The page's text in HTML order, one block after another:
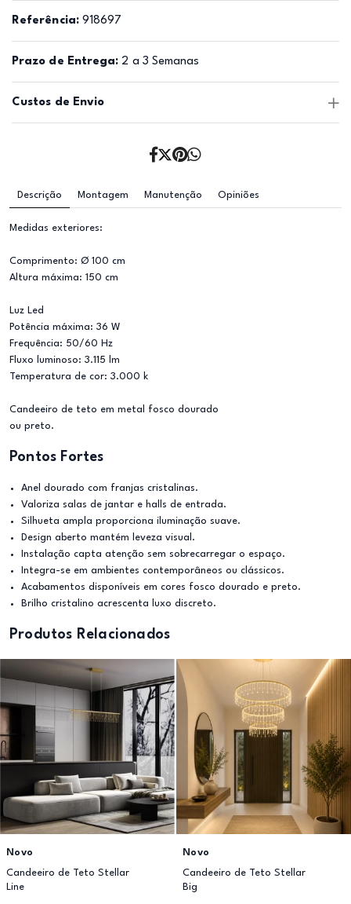
Referência: 918697
Prazo de Entrega: 2 a 3 Semanas
Custos de Envio
Descrição Montagem Manutenção Opiniões
Medidas exteriores:
Comprimento: Ø 100 cm
Altura máxima: 150 cm
Luz Led
Potência máxima: 36 W
Frequência: 50/60 Hz
Fluxo luminoso: 3.115 lm
Temperatura de cor: 3.000 k
Candeeiro de teto em metal fosco dourado
ou preto.
Pontos Fortes
Anel dourado com franjas cristalinas.
Valoriza salas de jantar e halls de entrada.
Silhueta ampla proporciona iluminação suave.
Design aberto mantém leveza visual.
Instalação capta atenção sem sobrecarregar o espaço.
Integra-se em ambientes contemporâneos ou clássicos.
Acabamentos disponíveis em cores fosco dourado e preto.
Brilho cristalino acrescenta luxo discreto.
Produtos Relacionados
Novo
Candeeiro de Teto Stellar
Line
Novo
Candeeiro de Teto Stellar
Big